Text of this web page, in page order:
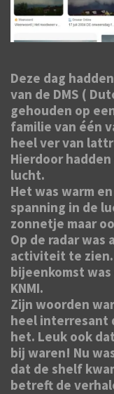
Deze dag
van de DMS (
gehouden op
familie van één
heel ver van
Hierdoor
lucht.
Het was warm
spanning in de
zonnetje maar
Op de radar was
activiteit te zien.
bijeenkomst
KNMI.
Zijn woorden
heel interresant
het. Leuk ook
bij waren! Nu
dat de shelf
betreft de